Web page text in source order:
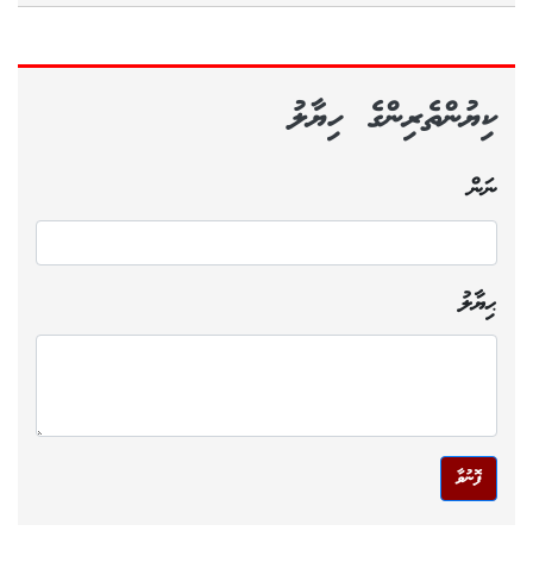
ކިޔުންތެރިންގެ ހިޔާލު
ނަން
ޙިޔާލު
ފޮނުވާ